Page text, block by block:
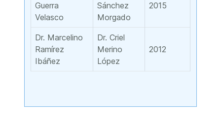
Guerra
Velasco
Sánchez
Morgado
2015
Dr. Marcelino
Ramírez
Ibáñez
Dr. Criel
Merino
López
2012